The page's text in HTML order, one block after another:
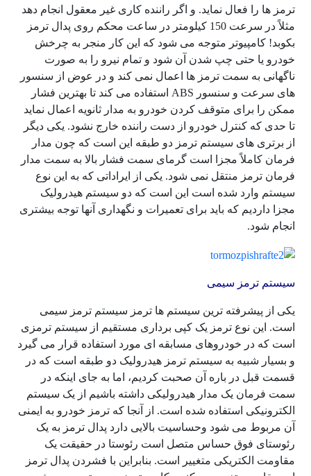
ترمز ها را فعال نماید. و اگر راننده کاری غیر معقول انجام دهد
مثلاً در سرعت 150 کیلومتر در ساعت محکم روی پدال ترمز
بکوبد! کامپیوتر متوجه می شود که این کار منجر به چرخش
خودرو یا حتی چپ شدن آن شود و تمام نیرو را به صورت
ناگهانی به سمت ترمز ها اعمال نمی کند و در عوض از سنسور
های سرعت و سنسور ABS استفاده می کند تا بهترین فشار
ممکن را برای متوقف کردن خودرو به مدار ثانویه اعمال نماید
تا حدی که کنترل خودرو از دست راننده خارج نشود. یکی دیگر
از برتری های سیستم ترمز دو طبقه این است که چون مدار
فرمان کاملاً مجزا است گرمای سمت فشار بالا به سمت مدار
فرمان ترمز منتقل نمی شود. یکی از ایراداتی که به این نوع
سیستم وارد شده است این است که دو سیستم هیدرولیک
مجزا داردیم که باید برای تعمیرات و نگهداری آنها توجه بیشتری
انجام شود.
سیستم ترمز سیمی
یکی از پیشرفته ترین سیستم ها ترمز سیستم ترمز سیمی
است. این نوع ترمز یک کپی برداری مستقیم از سیستم ترمزی
است که در خودروهای مسابقه ای مورد استفاده قرار می گیرد
و بسیار شبیه به سیستم ترمز هیدرولیک دو طبقه است که در
قسمت قبل در باره آن صحبت کردیم، اما به جای اینکه در
سمت فرمان یک مدار هیدرولیکی داشته باشیم از یک سیستم
الکترونیکی استفاده شده است. از آنجا که ترمز خودرو به ایمنی
آن مربوط می شود وحساسیت بالایی دارد پدال ترمز به یک
رئوستای فوق حساس متصل است رئوستا در حقیقت یک
مقاومت الکتریکی متغییر است. بنابراین با فشردن پدال ترمز